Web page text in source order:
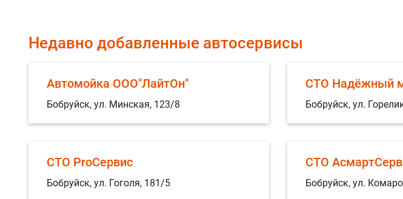
Недавно добавленные автосервисы
Автомойка ООО"ЛайтОн"
Бобруйск, ул. Минская, 123/8
СТО Надёжный
Бобруйск, ул.
СТО ProСервис
Бобруйск, ул. Гоголя, 181/5
СТО
Бобруйск, ул.